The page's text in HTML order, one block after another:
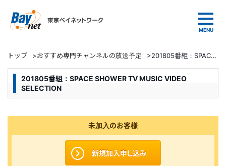
トップ >おすすめ専門チャンネルの放送予定 >201805番組：SPACE SHOWER TV MUSIC VIDEO SELECTION
201805番組：SPACE SHOWER TV MUSIC VIDEO
SELECTION
未加入のお客様